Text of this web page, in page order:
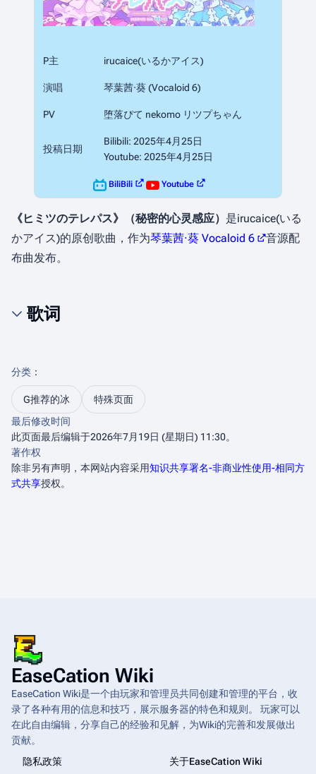
P主 irucaice(いるかアイス)
演唱 琴葉茜·葵 (Vocaloid 6)
PV 堕落ぴて nekomo リツプちゃん
投稿日期
Bilibili: 2025年4月25日
Youtube: 2025年4月25日
BiliBili Youtube
《ヒミツのテレパス》（秘密的心灵感应） 是irucaice(いる
かアイス)的原创歌曲，作为琴葉茜·葵 Vocaloid 6
音源配
布曲发布。
歌词
分类 ：​
G推荐的冰
特殊页面
最后修改时间
此页面最后编辑于2026年7月19日 (星期日) 11:30。
著作权
除非另有声明，本网站内容采用知识共享署名-非商业性使用-相同方
式共享授权。
EaseCation Wiki
EaseCation Wiki是一个由玩家和管理员共同创建和管理的平台，收
录了各种有用的信息和技巧，展示服务器的特色和规则。 玩家可以
在此自由编辑，分享自己的经验和见解，为Wiki的完善和发展做出
贡献。
隐私政策
关于EaseCation Wiki